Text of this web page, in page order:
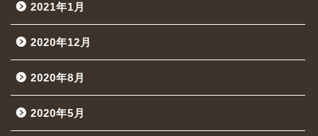
2021年1月
2020年12月
2020年8月
2020年5月